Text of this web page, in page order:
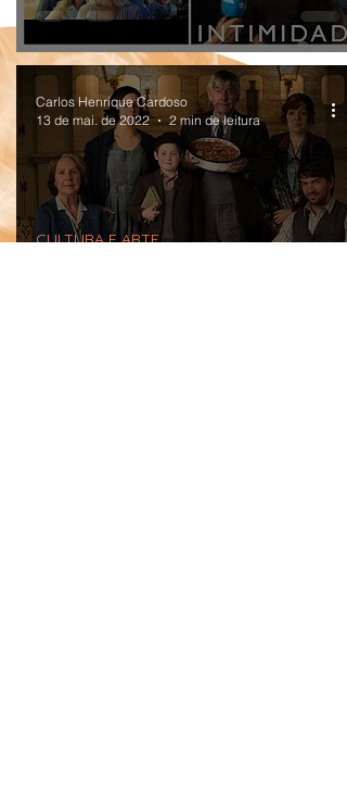
CULTURA E ARTE
Carlos Henrique Cardoso
13 de mai. de 2022
2 min de leitura